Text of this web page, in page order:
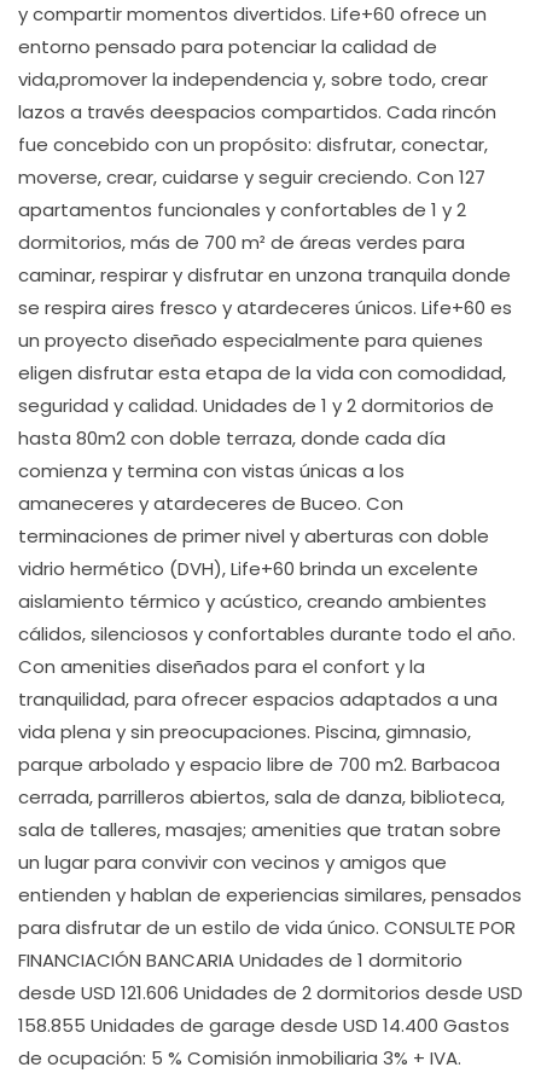
y compartir momentos divertidos. Life+60 ofrece un
entorno pensado para potenciar la calidad de
vida,promover la independencia y, sobre todo, crear
lazos a través deespacios compartidos. Cada rincón
fue concebido con un propósito: disfrutar, conectar,
moverse, crear, cuidarse y seguir creciendo. Con 127
apartamentos funcionales y confortables de 1 y 2
dormitorios, más de 700 m² de áreas verdes para
caminar, respirar y disfrutar en unzona tranquila donde
se respira aires fresco y atardeceres únicos. Life+60 es
un proyecto diseñado especialmente para quienes
eligen disfrutar esta etapa de la vida con comodidad,
seguridad y calidad. Unidades de 1 y 2 dormitorios de
hasta 80m2 con doble terraza, donde cada día
comienza y termina con vistas únicas a los
amaneceres y atardeceres de Buceo. Con
terminaciones de primer nivel y aberturas con doble
vidrio hermético (DVH), Life+60 brinda un excelente
aislamiento térmico y acústico, creando ambientes
cálidos, silenciosos y confortables durante todo el año.
Con amenities diseñados para el confort y la
tranquilidad, para ofrecer espacios adaptados a una
vida plena y sin preocupaciones. Piscina, gimnasio,
parque arbolado y espacio libre de 700 m2. Barbacoa
cerrada, parrilleros abiertos, sala de danza, biblioteca,
sala de talleres, masajes; amenities que tratan sobre
un lugar para convivir con vecinos y amigos que
entienden y hablan de experiencias similares, pensados
para disfrutar de un estilo de vida único. CONSULTE POR
FINANCIACIÓN BANCARIA Unidades de 1 dormitorio
desde USD 121.606 Unidades de 2 dormitorios desde USD
158.855 Unidades de garage desde USD 14.400 Gastos
de ocupación: 5 % Comisión inmobiliaria 3% + IVA.